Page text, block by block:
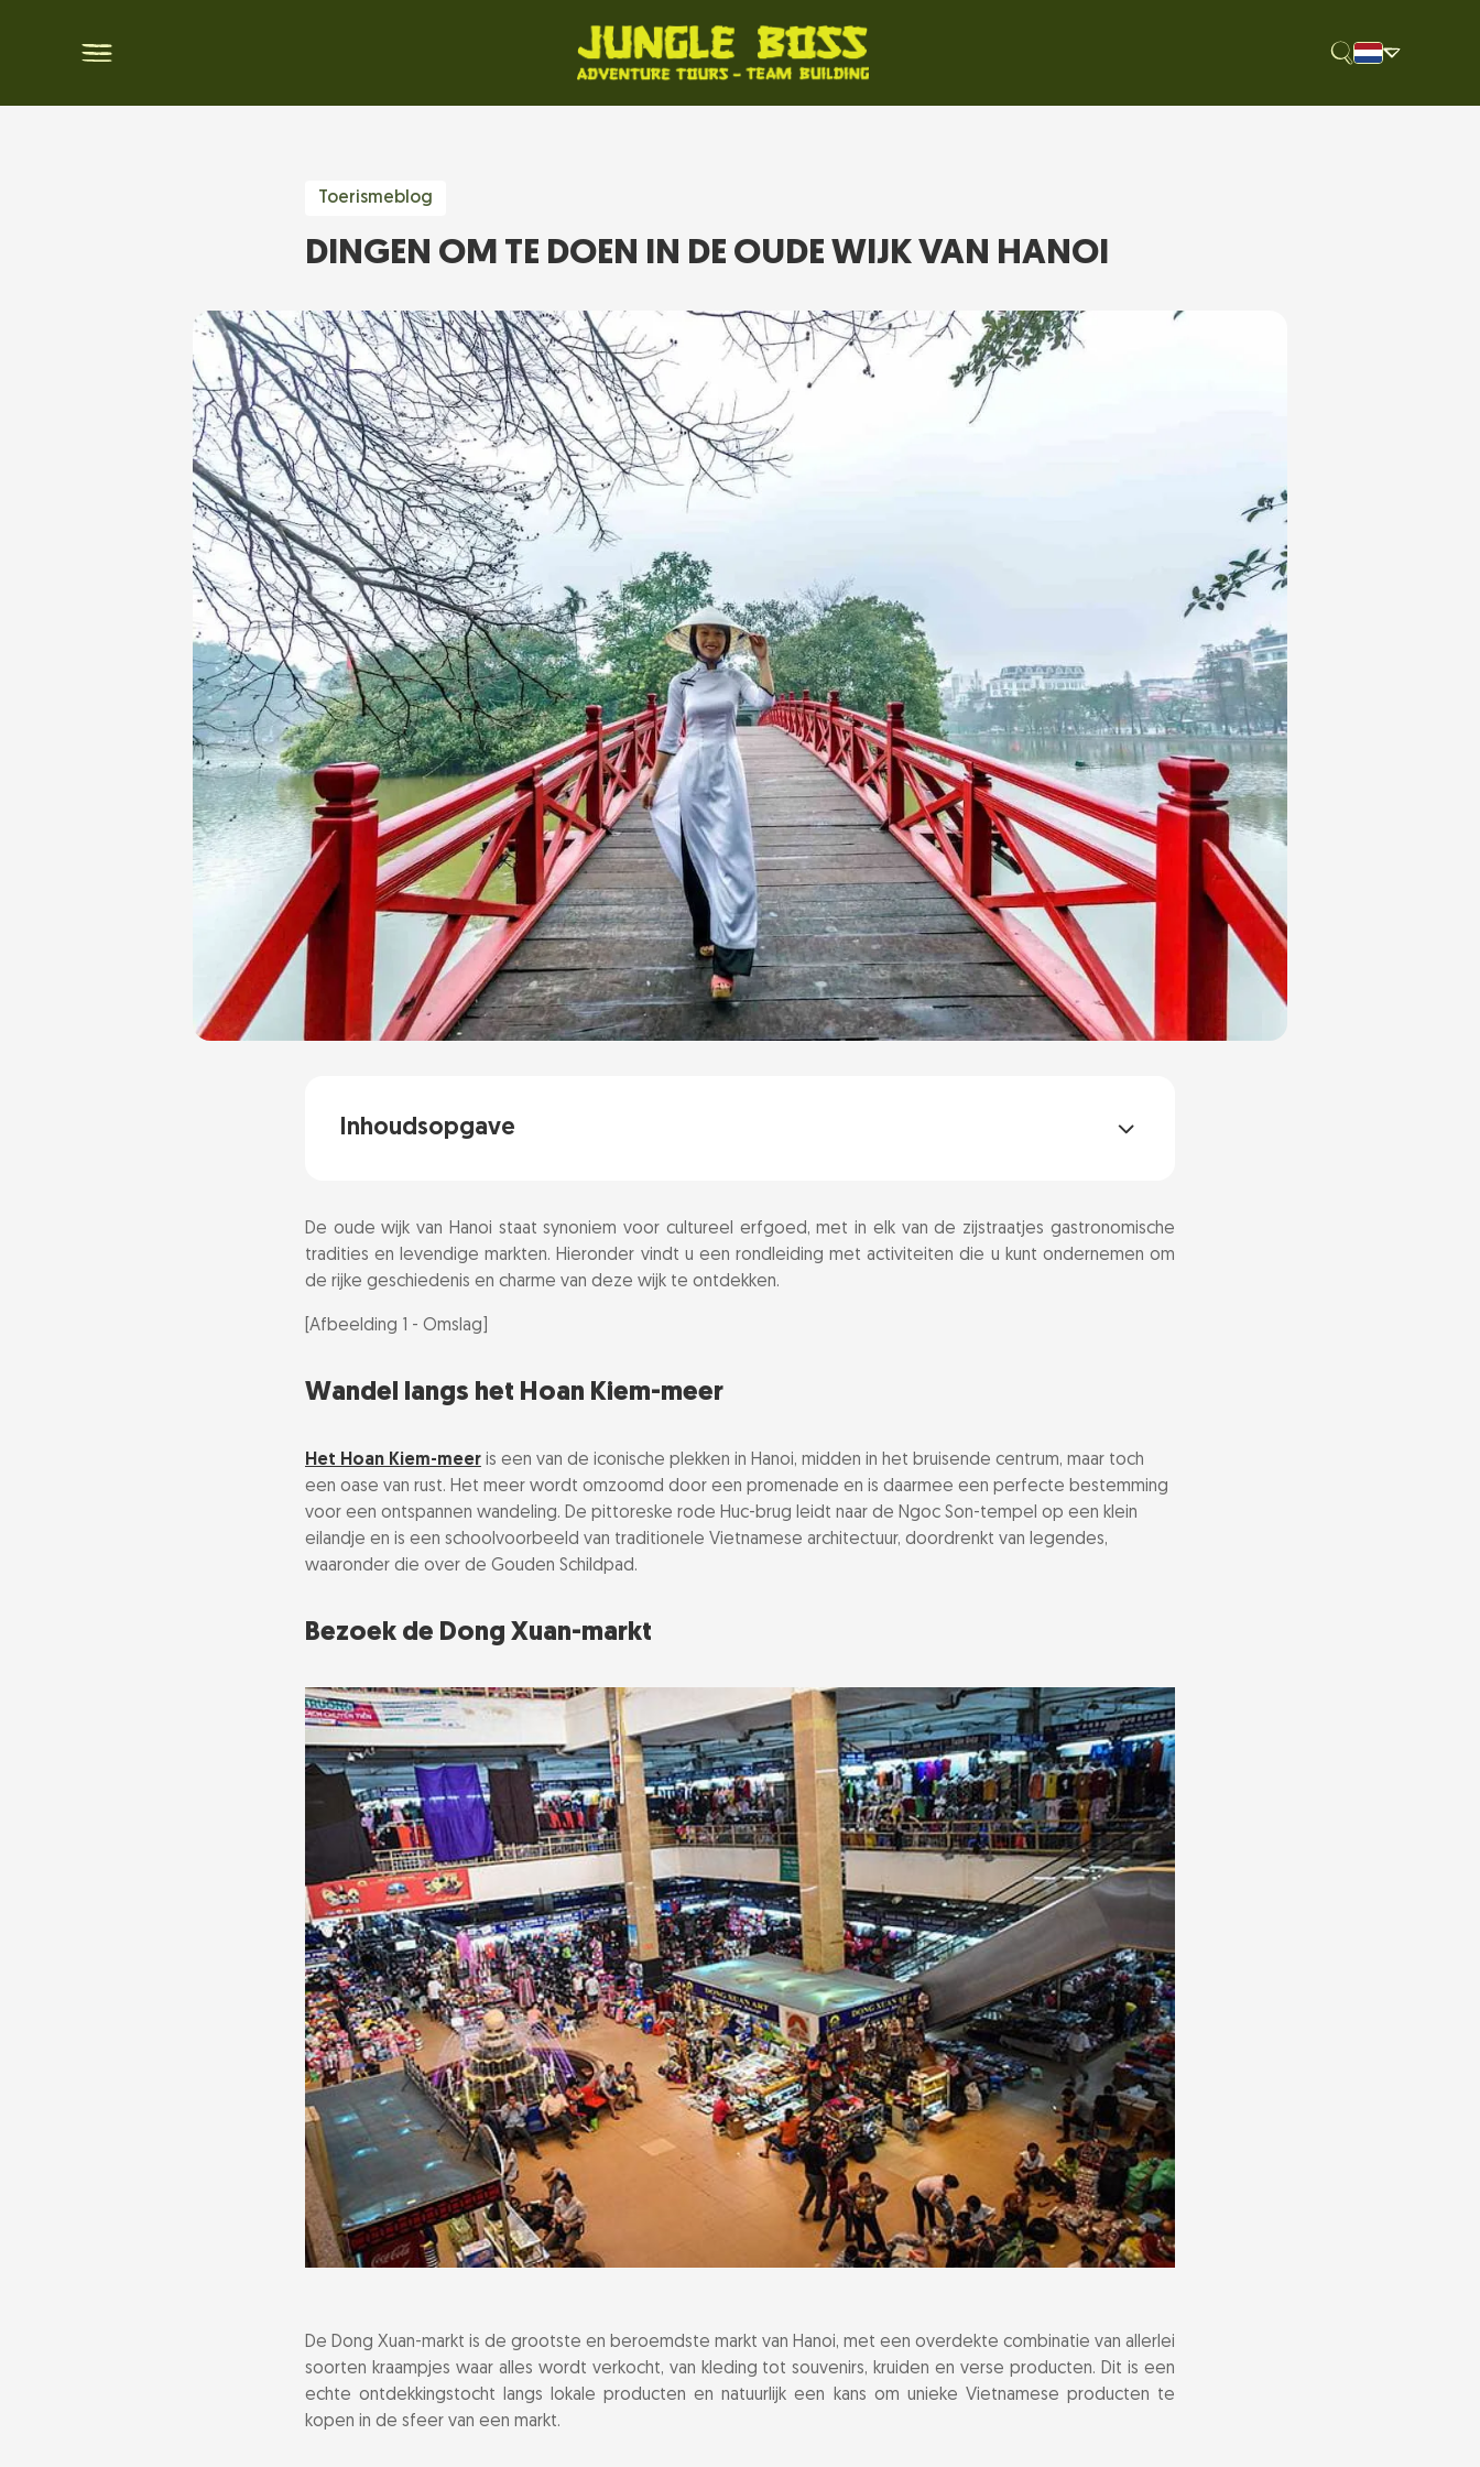
Toerismeblog
DINGEN OM TE DOEN IN DE OUDE WIJK VAN HANOI
Inhoudsopgave
Bezoek de Dong Xuan-markt
Ga naar de avondmarkt
Ontspan in een terrasje
Geniet van Trang Tien-ijs
Kooklessen in het Vietnamees
Bezoek de Bach Ma-tempel
Souvenirs kopen in Hang Gai Street
Ta Hien Beer Street - proef de sfeer
Steek de Long Bien-brug over
Veelgestelde vragen over de oude wijk van Hanoi
De oude wijk van Hanoi staat synoniem voor cultureel erfgoed, met in elk van de zijstraatjes gastronomische
tradities en levendige markten. Hieronder vindt u een rondleiding met activiteiten die u kunt ondernemen om
de rijke geschiedenis en charme van deze wijk te ontdekken.
[Afbeelding 1 - Omslag]
Wandel langs het Hoan Kiem-meer
Het Hoan Kiem-meeris een van de iconische plekken in Hanoi, midden in het bruisende centrum, maar toch
een oase van rust. Het meer wordt omzoomd door een promenade en is daarmee een perfecte bestemming
voor een ontspannen wandeling. De pittoreske rode Huc-brug leidt naar de Ngoc Son-tempel op een klein
eilandje en is een schoolvoorbeeld van traditionele Vietnamese architectuur, doordrenkt van legendes,
waaronder die over de Gouden Schildpad.
Bezoek de Dong Xuan-markt
De Dong Xuan-markt is de grootste en beroemdste markt van Hanoi, met een overdekte combinatie van allerlei
soorten kraampjes waar alles wordt verkocht, van kleding tot souvenirs, kruiden en verse producten. Dit is een
echte ontdekkingstocht langs lokale producten en natuurlijk een kans om unieke Vietnamese producten te
kopen in de sfeer van een markt.